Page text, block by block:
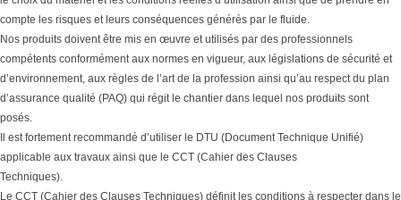
compte les risques et leurs conséquences générés par le fluide.
Nos produits doivent être mis en œuvre et utilisés par des professionnels
compétents conformément aux normes en vigueur, aux législations de sécurité et
d’environnement, aux règles de l’art de la profession ainsi qu’au respect du plan
d’assurance qualité (PAQ) qui régit le chantier dans lequel nos produits sont
posés.
Il est fortement recommandé d’utiliser le DTU (Document Technique Unifié)
applicable aux travaux ainsi que le CCT (Cahier des Clauses
Techniques).
Le CCT (Cahier des Clauses Techniques) définit les conditions à respecter dans le